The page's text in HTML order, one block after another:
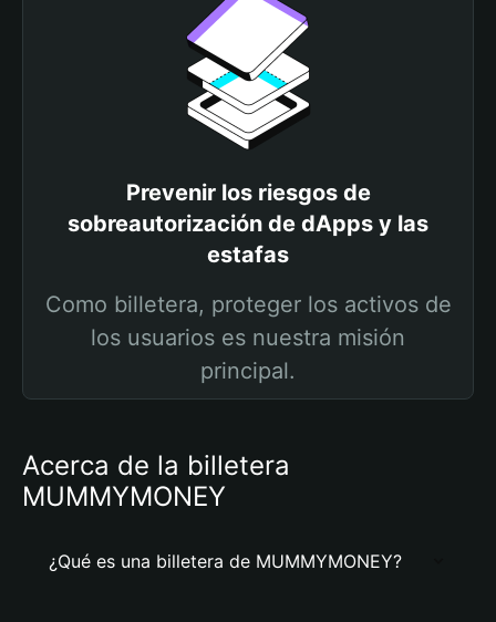
Prevenir los riesgos de
sobreautorización de dApps y las
estafas
Como billetera, proteger los activos de
los usuarios es nuestra misión
principal.
Acerca de la billetera
MUMMYMONEY
¿Qué es una billetera de MUMMYMONEY?